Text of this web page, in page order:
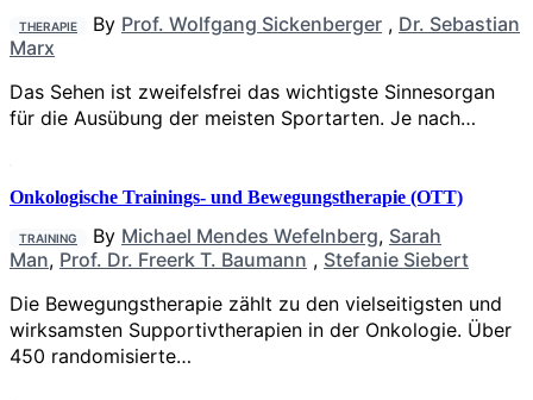
THERAPIE By Prof. Wolfgang Sickenberger , Dr. Sebastian
Marx
Das Sehen ist zweifelsfrei das wichtigste Sinnesorgan
für die Ausübung der meisten Sportarten. Je nach…
Onkologische Trainings- und Bewegungs­­therapie (OTT)
TRAINING By Michael Mendes Wefelnberg, Sarah
Man, Prof. Dr. Freerk T. Baumann , Stefanie Siebert
Die Bewegungstherapie zählt zu den vielseitigsten und
wirksamsten Supportivtherapien in der Onkologie. Über
450 randomisierte…